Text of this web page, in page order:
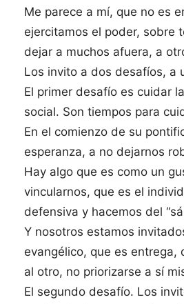
Me parece a mí, que no es
ejercitamos el poder, sobre
dejar a muchos afuera, a
Los invito a dos desafíos, a
El primer desafío es cuidar
social. Son tiempos para
En el comienzo de su
esperanza, a no dejarnos
Hay algo que es como un
vincularnos, que es el
defensiva y hacemos del
Y nosotros estamos
evangélico, que es
al otro, no priorizarse a sí
El segundo desafío. Los